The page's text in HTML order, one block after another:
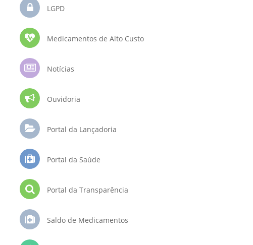
LGPD
Medicamentos de Alto Custo
Notícias
Ouvidoria
Portal da Lançadoria
Portal da Saúde
Portal da Transparência
Saldo de Medicamentos